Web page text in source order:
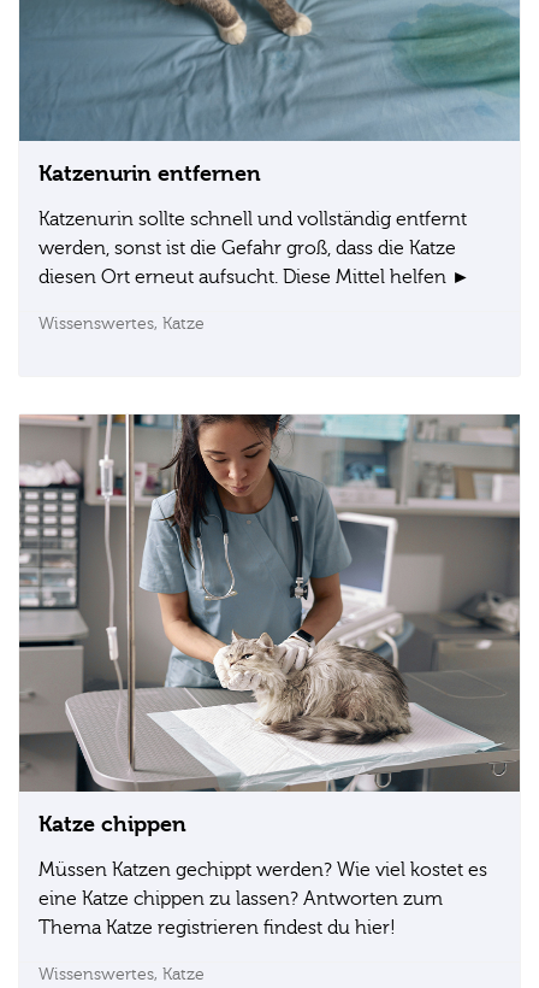
Katzenurin entfernen
Katzenurin sollte schnell und vollständig entfernt
werden, sonst ist die Gefahr groß, dass die Katze
diesen Ort erneut aufsucht. Diese Mittel helfen ►
Wissenswertes, Katze
Katze chippen
Müssen Katzen gechippt werden? Wie viel kostet es
eine Katze chippen zu lassen? Antworten zum
Thema Katze registrieren findest du hier!
Wissenswertes, Katze